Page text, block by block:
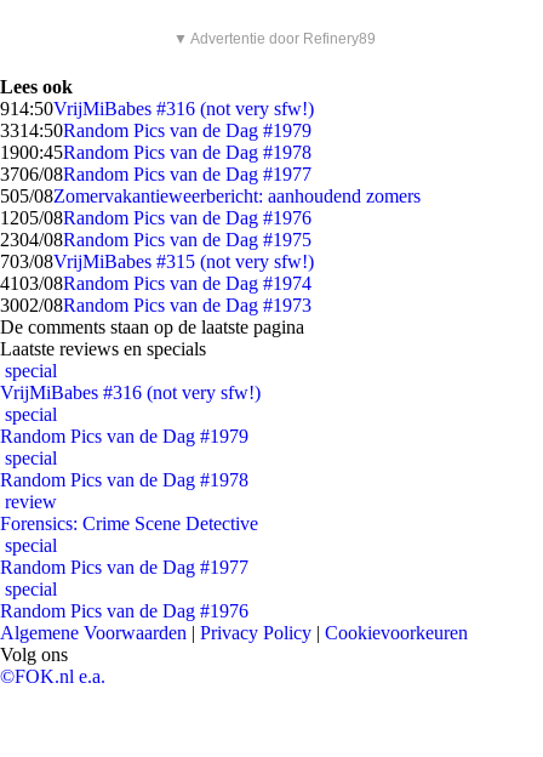
▼ Advertentie door Refinery89
Lees ook
914:50VrijMiBabes #316 (not very sfw!)
3314:50Random Pics van de Dag #1979
1900:45Random Pics van de Dag #1978
3706/08Random Pics van de Dag #1977
505/08Zomervakantieweerbericht: aanhoudend zomers
1205/08Random Pics van de Dag #1976
2304/08Random Pics van de Dag #1975
703/08VrijMiBabes #315 (not very sfw!)
4103/08Random Pics van de Dag #1974
3002/08Random Pics van de Dag #1973
De comments staan op de laatste pagina
Laatste reviews en specials
special
VrijMiBabes #316 (not very sfw!)
special
Random Pics van de Dag #1979
special
Random Pics van de Dag #1978
review
Forensics: Crime Scene Detective
special
Random Pics van de Dag #1977
special
Random Pics van de Dag #1976
Algemene Voorwaarden | Privacy Policy | Cookievoorkeuren
Volg ons
©FOK.nl e.a.